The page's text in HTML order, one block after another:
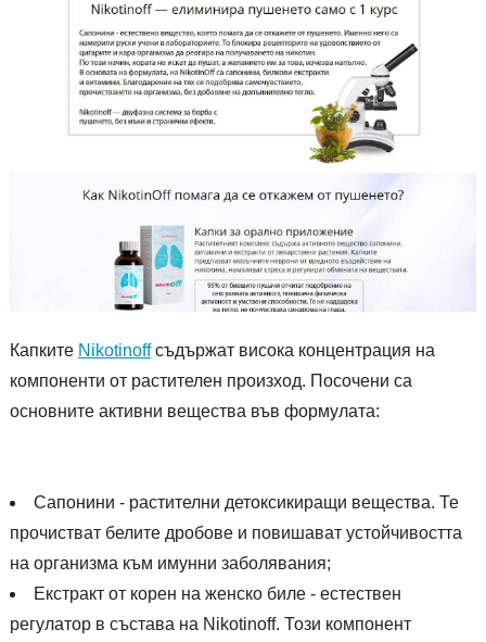
Капките Nikotinoffсъдържат висока концентрация на
компоненти от растителен произход. Посочени са
основните активни вещества във формулата:
Сапонини - растителни детоксикиращи вещества. Те
прочистват белите дробове и повишават устойчивостта
на организма към имунни заболявания;
Екстракт от корен на женско биле - естествен
регулатор в състава на Nikotinoff. Този компонент